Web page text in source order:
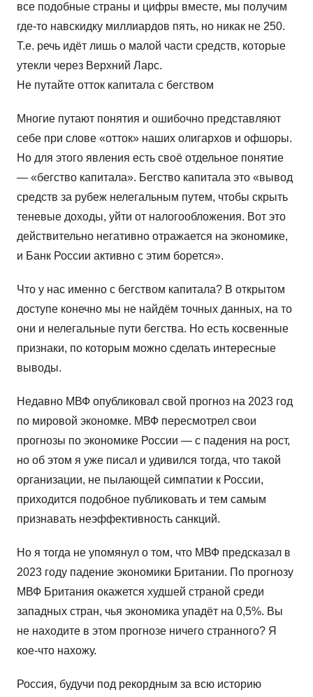
все подобные страны и цифры вместе, мы получим
где-то навскидку миллиардов пять, но никак не 250.
Т.е. речь идёт лишь о малой части средств, которые
утекли через Верхний Ларс.
Не путайте отток капитала с бегством
Многие путают понятия и ошибочно представляют
себе при слове «отток» наших олигархов и офшоры.
Но для этого явления есть своё отдельное понятие
— «бегство капитала». Бегство капитала это «вывод
средств за рубеж нелегальным путем, чтобы скрыть
теневые доходы, уйти от налогообложения. Вот это
действительно негативно отражается на экономике,
и Банк России активно с этим борется».
Что у нас именно с бегством капитала? В открытом
доступе конечно мы не найдём точных данных, на то
они и нелегальные пути бегства. Но есть косвенные
признаки, по которым можно сделать интересные
выводы.
Недавно МВФ опубликовал свой прогноз на 2023 год
по мировой экономке. МВФ пересмотрел свои
прогнозы по экономике России — с падения на рост,
но об этом я уже писал и удивился тогда, что такой
организации, не пылающей симпатии к России,
приходится подобное публиковать и тем самым
признавать неэффективность санкций.
Но я тогда не упомянул о том, что МВФ предсказал в
2023 году падение экономики Британии. По прогнозу
МВФ Британия окажется худшей страной среди
западных стран, чья экономика упадёт на 0,5%. Вы
не находите в этом прогнозе ничего странного? Я
кое-что нахожу.
Россия, будучи под рекордным за всю историю